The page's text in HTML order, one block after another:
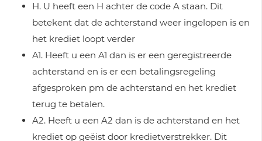
H. U heeft een H achter de code A staan. Dit
betekent dat de achterstand weer ingelopen is en
het krediet loopt verder
A1. Heeft u een A1 dan is er een geregistreerde
achterstand en is er een betalingsregeling
afgesproken pm de achterstand en het krediet
terug te betalen.
A2. Heeft u een A2 dan is de achterstand en het
krediet op geëist door kredietverstrekker. Dit